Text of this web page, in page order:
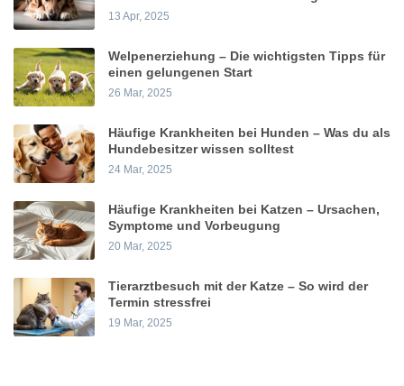
13 Apr, 2025
Welpenerziehung – Die wichtigsten Tipps für
einen gelungenen Start
26 Mar, 2025
Häufige Krankheiten bei Hunden – Was du als
Hundebesitzer wissen solltest
24 Mar, 2025
Häufige Krankheiten bei Katzen – Ursachen,
Symptome und Vorbeugung
20 Mar, 2025
Tierarztbesuch mit der Katze – So wird der
Termin stressfrei
19 Mar, 2025